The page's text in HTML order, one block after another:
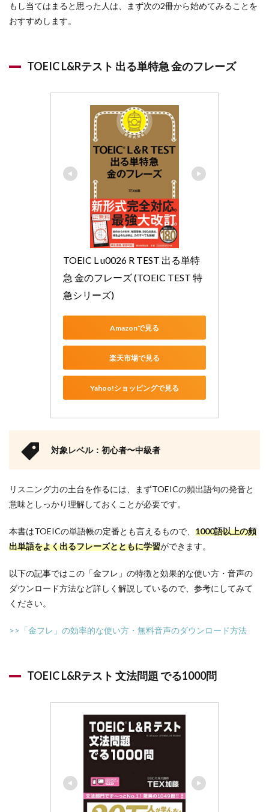
【ス
キマ
習】
スタ
もし当てはまると思った人は、まず次の2冊から始めてみることを
おすすめします。
TOEIC L&Rテスト 出る単特急 金のフレーズ
TOEIC L u0026 R TEST 出る単特
急 金のフレーズ (TOEIC TEST 特
急シリーズ)
Amazonで見る
楽天市場で見る
Yahoo!ショッピングで見る
対象レベル：初心者〜中級者
リスニング力の土台を作るには、まずTOEICの頻出語句の発音と
意味としっかり理解しておくことが必要です。
本書はTOEICの単語帳の定番とも言えるもので、 1000語以上の頻
出単語をよく出るフレーズとともに学習ができます。
以下の記事ではこの「金フレ」の特徴と効果的な使い方・音声の
ダウンロード方法など詳しく解説しているので、参考にしてみて
ください。
>>「金フレ」の効率的な使い方・無料音声のダウンロード方法
TOEIC L&Rテスト 文法問題 でる1000問